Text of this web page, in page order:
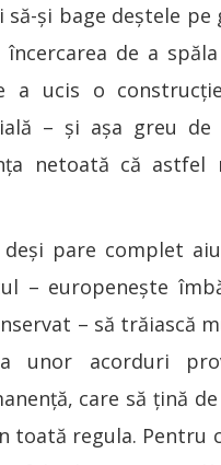
să-şi bage deştele pe
de a
a ucis o
– şi aşa greu
netoată că astfel
pare complet
– europeneşte
– să trăiască
unor acorduri
care să ţină
toată regula. Pentru